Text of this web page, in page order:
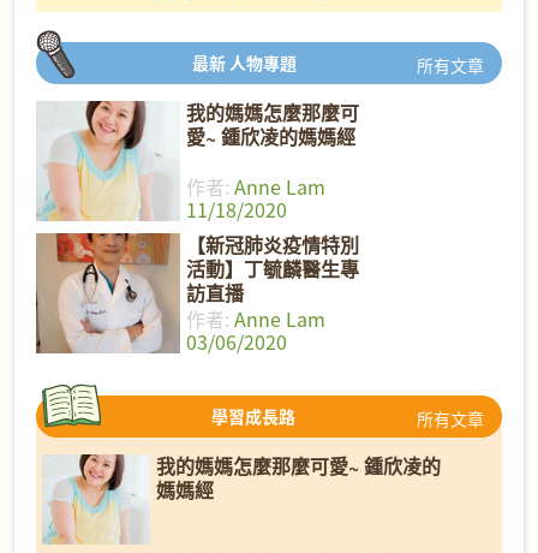
最新人物專題 所有文章
我的媽媽怎麼那麼可
愛~ 鍾欣凌的媽媽經
作者: Anne Lam
11/18/2020
【新冠肺炎疫情特別
活動】丁毓麟醫生專
訪直播
作者: Anne Lam
03/06/2020
學習成長路 所有文章
我的媽媽怎麼那麼可愛~ 鍾欣凌的
媽媽經